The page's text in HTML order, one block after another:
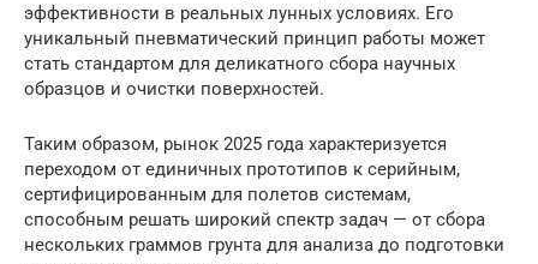
эффективности в реальных лунных условиях. Его
уникальный пневматический принцип работы может
стать стандартом для деликатного сбора научных
образцов и очистки поверхностей.
Таким образом, рынок 2025 года характеризуется
переходом от единичных прототипов к серийным,
сертифицированным для полетов системам,
способным решать широкий спектр задач — от сбора
нескольких граммов грунта для анализа до подготовки